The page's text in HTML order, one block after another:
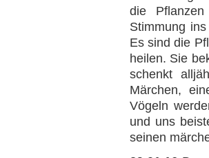
die
Stimmung
Es sind die
heilen. Sie
schenkt
Märchen,
Vögeln
und uns
seinen